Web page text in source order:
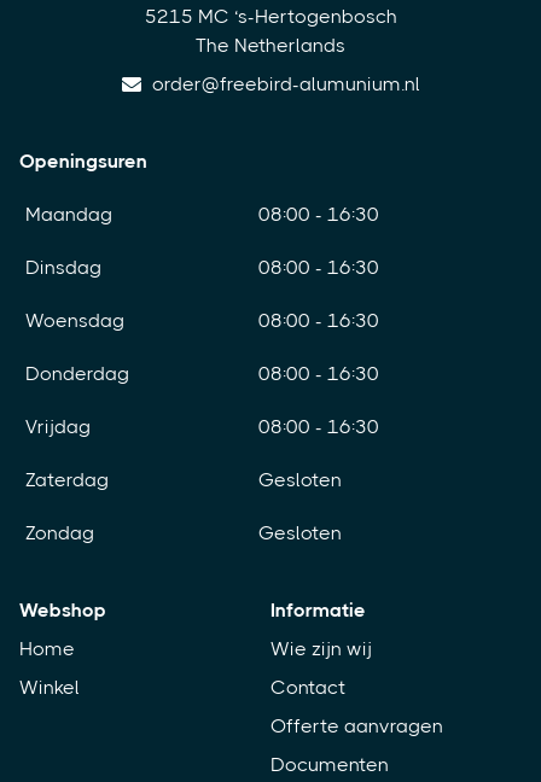
5215 MC ‘s-Hertogenbosch
The Netherlands
order@freebird-alumunium.nl
Openingsuren
Maandag 08:00 - 16:30
Dinsdag 08:00 - 16:30
Woensdag 08:00 - 16:30
Donderdag 08:00 - 16:30
Vrijdag 08:00 - 16:30
Zaterdag Gesloten
Zondag Gesloten
Webshop
Home
Winkel
Informatie
Wie zijn wij
Contact
Offerte aanvragen
Documenten